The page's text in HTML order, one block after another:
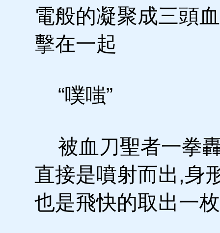
電般的凝聚成三頭
擊在一起
“噗嗤”
被血刀聖者一拳
直接是噴射而出,身
也是飛快的取出一